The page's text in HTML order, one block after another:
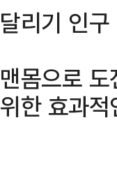
달리기 인
맨몸으로
위한 효과